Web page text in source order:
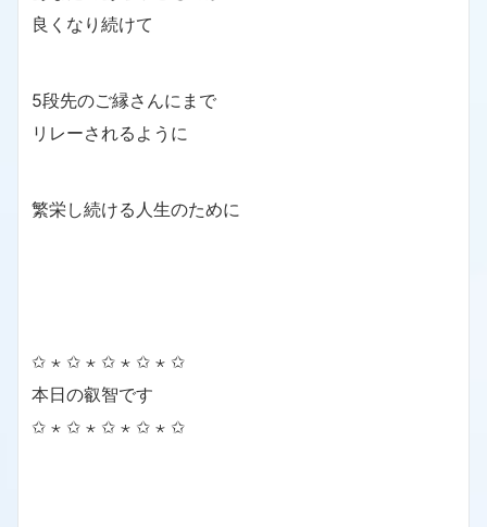
良くなり続けて
5段先のご縁さんにまで
リレーされるように
繁栄し続ける人生のために
✩ ⋆ ✩ ⋆ ✩ ⋆ ✩ ⋆ ✩
本日の叡智です
✩ ⋆ ✩ ⋆ ✩ ⋆ ✩ ⋆ ✩